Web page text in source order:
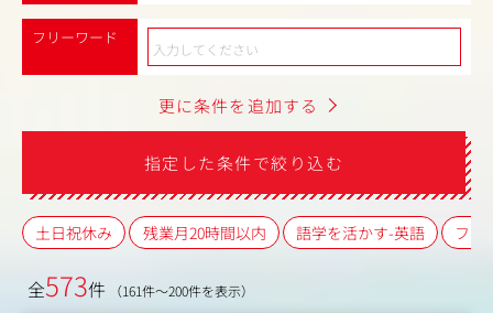
フリーワード
更に条件を追加する
指定した条件で絞り込む
土日祝休み 残業月20時間以内 語学を活かす-英語 フレ
全573件 （161件～200件を表示）